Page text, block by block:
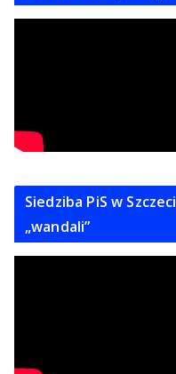
Siedziba PiS w
„wandali”